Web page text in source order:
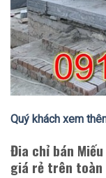
Quý khách xem
Đia chỉ bán
giá rẻ trên toàn